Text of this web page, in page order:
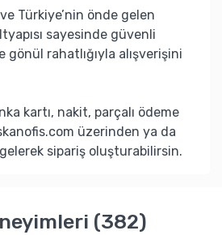
Türkiye’nin önde gelen
sayesinde güvenli
gönül rahatlığıyla alışverişini
kartı, nakit, parçalı ödeme
üzerinden ya da
sipariş oluşturabilirsin.
(382)